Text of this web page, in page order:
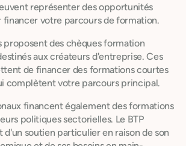
représenter des opportunités
votre parcours de formation.
proposent des chèques formation
aux créateurs d'entreprise. Ces
de financer des formations courtes
complètent votre parcours principal.
financent également des formations
politiques sectorielles. Le BTP
d'un soutien particulier en raison de son